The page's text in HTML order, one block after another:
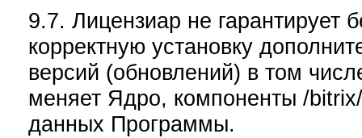
9.7. Лицензиар не гарантирует
корректную установку
версий (обновлений) в том
меняет Ядро, компоненты /
данных Программы.